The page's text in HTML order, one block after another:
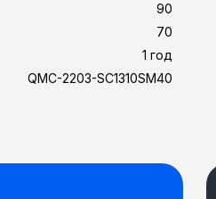
90
70
1 год
QMC-2203-SC1310SM40